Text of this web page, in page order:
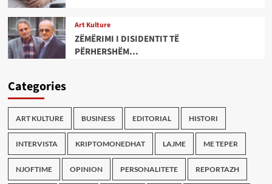
Art Kulture
ZËMËRIMI I DISIDENTIT TË
PËRHERSHËM…
Categories
ART KULTURE BUSINESS EDITORIAL HISTORI
INTERVISTA KRIPTOMONEDHAT LAJME ME TEPER
NJOFTIME OPINION PERSONALITETE REPORTAZH